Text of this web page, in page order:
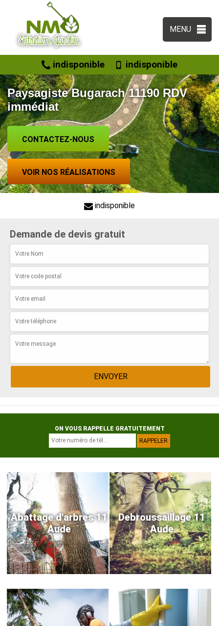
MENU
indisponible indisponible
Paysagiste Bugarach 11190 RDV
immédiat
CONTACTEZ-NOUS
VOIR NOS RÉALISATIONS
indisponible
Demande de devis gratuit
ON VOUS RAPPELLE GRATUITEMENT
Abattage d'arbres 11
Aude
Debroussaillage 11
Aude